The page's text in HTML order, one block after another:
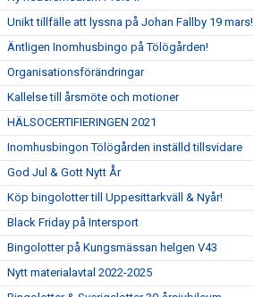
Unikt tillfälle att lyssna på Johan Fallby 19 mars!
Äntligen Inomhusbingo på Tölögården!
Organisationsförändringar
Kallelse till årsmöte och motioner
HÄLSOCERTIFIERINGEN 2021
Inomhusbingon Tölögården inställd tillsvidare
God Jul & Gott Nytt År
Köp bingolotter till Uppesittarkväll & Nyår!
Black Friday på Intersport
Bingolotter på Kungsmässan helgen V43
Nytt materialavtal 2022-2025